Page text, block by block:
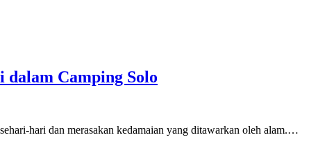
Camping Solo
hari dan merasakan kedamaian yang ditawarkan oleh alam.…